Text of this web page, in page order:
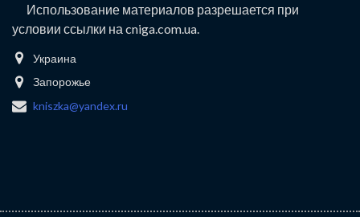
Использование материалов разрешается при
условии ссылки на cniga.com.ua.
Украина
Запорожье
kniszka@yandex.ru